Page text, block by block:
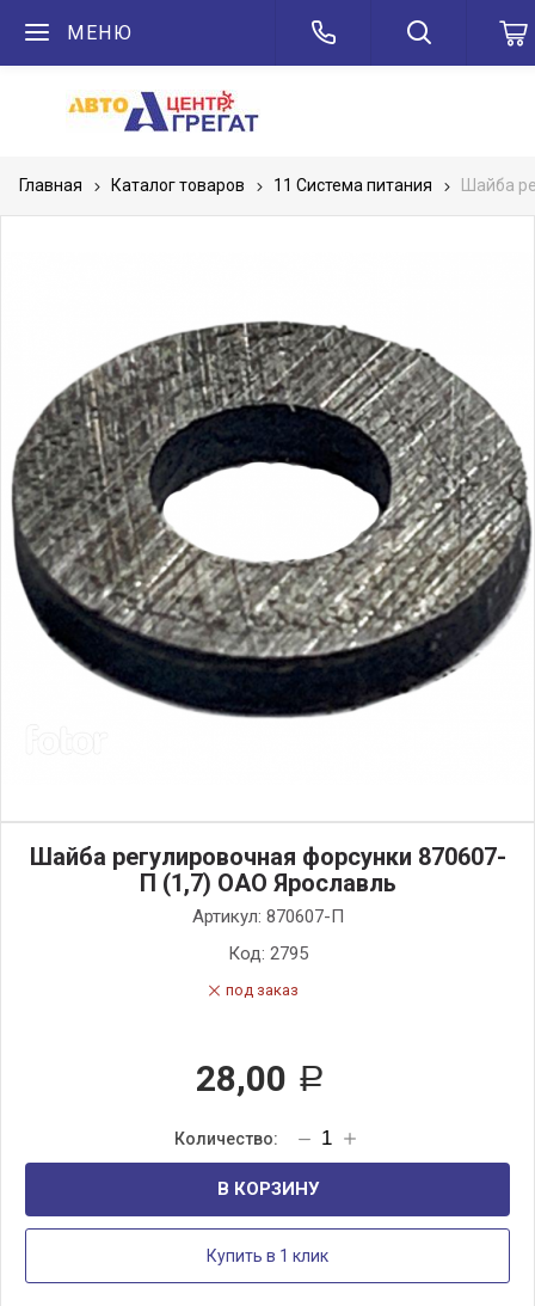
МЕНЮ
Главная Каталог товаров 11 Система питания Шайба
Шайба регулировочная форсунки 870607-
П (1,7) ОАО Ярославль
Артикул: 870607-П
Код: 2795
под заказ
28,00 Р
В КОРЗИНУ
Купить в 1 клик